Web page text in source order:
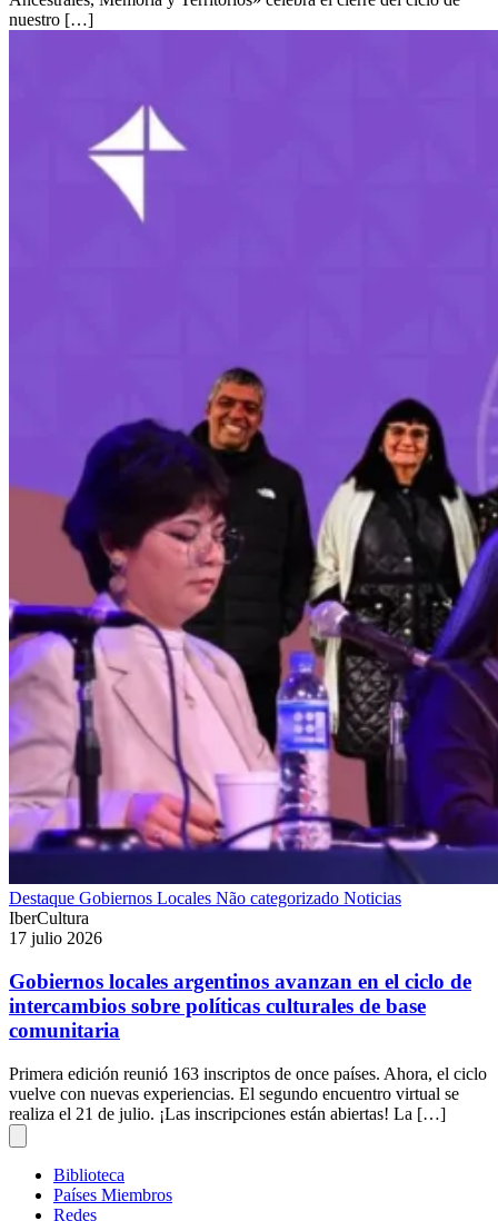
nuestro […]
Destaque Gobiernos Locales Não categorizado Noticias
IberCultura
17 julio 2026
Gobiernos locales argentinos avanzan en el ciclo de
intercambios sobre políticas culturales de base
comunitaria
Primera edición reunió 163 inscriptos de once países. Ahora, el ciclo
vuelve con nuevas experiencias. El segundo encuentro virtual se
realiza el 21 de julio. ¡Las inscripciones están abiertas! La […]
Biblioteca
Países Miembros
Redes